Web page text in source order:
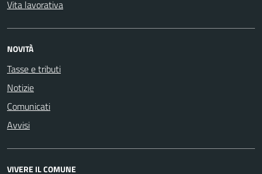
Vita lavorativa
NOVITÀ
Tasse e tributi
Notizie
Comunicati
Avvisi
VIVERE IL COMUNE